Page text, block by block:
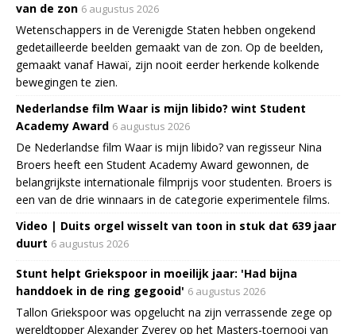
van de zon 6 augustus 2026
Wetenschappers in de Verenigde Staten hebben ongekend
gedetailleerde beelden gemaakt van de zon. Op de beelden,
gemaakt vanaf Hawaï, zijn nooit eerder herkende kolkende
bewegingen te zien.
Nederlandse film Waar is mijn libido? wint Student
Academy Award 6 augustus 2026
De Nederlandse film Waar is mijn libido? van regisseur Nina
Broers heeft een Student Academy Award gewonnen, de
belangrijkste internationale filmprijs voor studenten. Broers is
een van de drie winnaars in de categorie experimentele films.
Video | Duits orgel wisselt van toon in stuk dat 639 jaar
duurt 6 augustus 2026
Stunt helpt Griekspoor in moeilijk jaar: 'Had bijna
handdoek in de ring gegooid' 6 augustus 2026
Tallon Griekspoor was opgelucht na zijn verrassende zege op
wereldtopper Alexander Zverev op het Masters-toernooi van